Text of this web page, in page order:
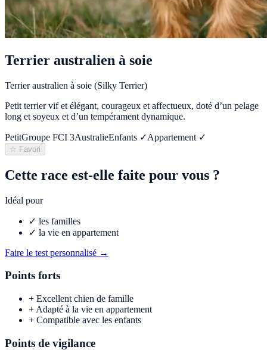
Terrier australien à soie
Terrier australien à soie (Silky Terrier)
Petit terrier vif et élégant, courageux et affectueux, doté d’un pelage
long et soyeux et d’un tempérament dynamique.
PetitGroupe FCI 3AustralieEnfants ✓Appartement ✓
☆ Favori
Cette race est-elle faite pour vous ?
Idéal pour
✓ les familles
✓ la vie en appartement
Faire le test personnalisé →
Points forts
+ Excellent chien de famille
+ Adapté à la vie en appartement
+ Compatible avec les enfants
Points de vigilance